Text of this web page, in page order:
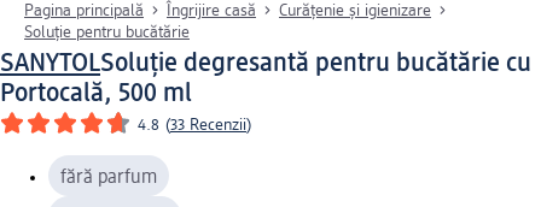
Pagina principală Îngrijire casă
Curățenie și igienizare
Soluție pentru bucătărie
SANYTOLSoluţie degresantă pentru bucătărie cu
Portocală, 500 ml
4.8 (33 Recenzii)
fără parfum